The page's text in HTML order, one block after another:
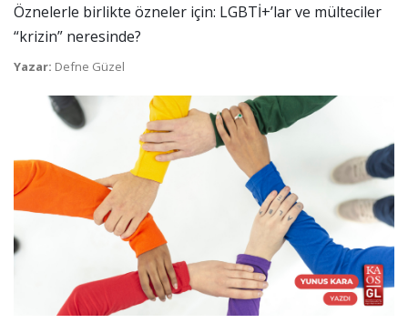
Öznelerle birlikte özneler için: LGBTİ+’lar ve mülteciler
“krizin” neresinde?
Yazar: Defne Güzel